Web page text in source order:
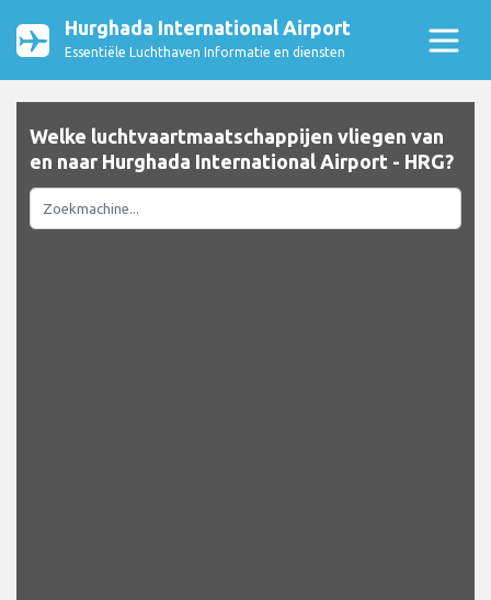
Hurghada International Airport
Essentiële Luchthaven Informatie en diensten
Welke luchtvaartmaatschappijen vliegen van
en naar Hurghada International Airport - HRG?